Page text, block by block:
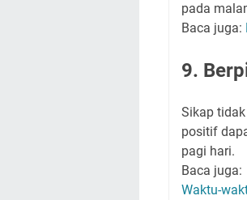
pada
Baca juga:
9.
Sikap
positif
pagi hari.
Baca juga:
Waktu-